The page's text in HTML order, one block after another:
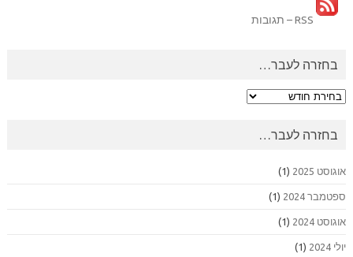
RSS – תגובות
בחזרה לעבר…
בחזרה
בחזרה לעבר…
אוגוסט 2025 (1)
ספטמבר 2024 (1)
אוגוסט 2024 (1)
יולי 2024 (1)